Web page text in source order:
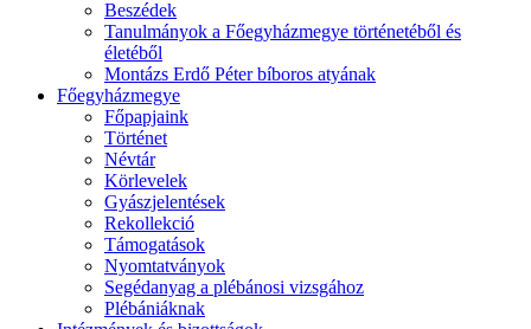
Beszédek
Tanulmányok a Főegyházmegye történetéből és
életéből
Montázs Erdő Péter bíboros atyának
Főegyházmegye
Főpapjaink
Történet
Névtár
Körlevelek
Gyászjelentések
Rekollekció
Támogatások
Nyomtatványok
Segédanyag a plébánosi vizsgához
Plébániáknak